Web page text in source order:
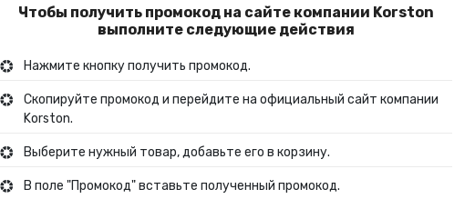
Алкогольные напитки
Чтобы получить промокод на сайте компании Korston
выполните следующие действия
Нажмите кнопку получить промокод.
Скопируйте промокод и перейдите на официальный сайт компании
Korston.
Выберите нужный товар, добавьте его в корзину.
В поле "Промокод" вставьте полученный промокод.